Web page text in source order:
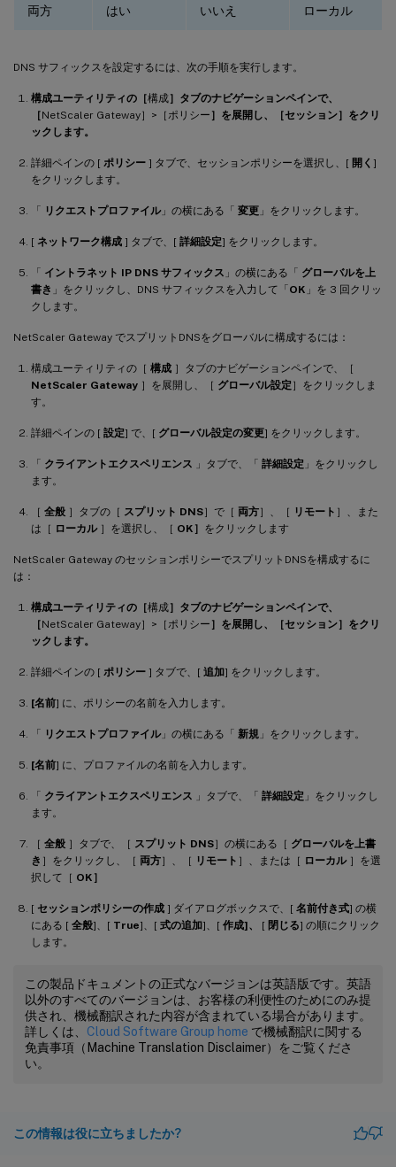
両方 はい いいえ ローカル
DNS サフィックスを設定するには、次の手順を実行します。
構成ユーティリティの［構成］タブのナビゲーションペインで、
［NetScaler Gateway］>［ポリシー ］を展開し、［セッション］をクリ
ックします。
詳細ペインの [ ポリシー ] タブで、セッションポリシーを選択し、[ 開く ]
をクリックします。
「 リクエストプロファイル」の横にある「 変更 」をクリックします。
[ ネットワーク構成 ] タブで、[ 詳細設定] をクリックします。
「 イントラネット IP DNS サフィックス 」の横にある「 グローバルを上
書き 」をクリックし、DNS サフィックスを入力して「OK 」を 3 回クリッ
クします。
NetScaler Gateway でスプリットDNSをグローバルに構成するには：
構成ユーティリティの［ 構成 ］タブのナビゲーションペインで、［
NetScaler Gateway ］を展開し、［ グローバル設定 ］をクリックしま
す。
詳細ペインの [ 設定] で、[ グローバル設定の変更] をクリックします。
「 クライアントエクスペリエンス 」タブで、「 詳細設定 」をクリックし
ます。
［ 全般 ］タブの［ スプリット DNS］で［ 両方］、［ リモート ］、また
は［ ローカル］を選択し、［ OK］ をクリックします
NetScaler Gateway のセッションポリシーでスプリットDNSを構成するに
は：
構成ユーティリティの［構成］タブのナビゲーションペインで、
［NetScaler Gateway］>［ポリシー ］を展開し、［セッション］をクリ
ックします。
詳細ペインの [ ポリシー ] タブで、[ 追加] をクリックします。
[名前] に、ポリシーの名前を入力します。
「 リクエストプロファイル」の横にある「 新規 」をクリックします。
[名前] に、プロファイルの名前を入力します。
「 クライアントエクスペリエンス 」タブで、「 詳細設定 」をクリックし
ます。
［ 全般 ］タブで、［ スプリット DNS］の横にある［ グローバルを上書
き ］をクリックし、［ 両方］、［ リモート ］、または［ ローカル］を選
択して［ OK］
[ セッションポリシーの作成 ] ダイアログボックスで、[ 名前付き式] の横
にある [ 全般]、[ True]、[ 式の追加]、[ 作成]、 [ 閉じる] の順にクリック
します。
この製品ドキュメントの正式なバージョンは英語版です。英語
以外のすべてのバージョンは、お客様の利便性のためにのみ提
供され、機械翻訳された内容が含まれている場合があります。
詳しくは、 Cloud Software Group home で機械翻訳に関する
免責事項（Machine Translation Disclaimer）をご覧くださ
い。
この情報は役に立ちましたか?